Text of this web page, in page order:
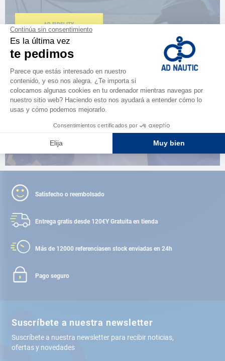
AD FIDELITY
CERCA DE TI
150 tiendas en el mundo,
la fuerza de una red
ENCUENTRA UNA TIENDA
Satisfecho o reembolsado
Entrega gratis desde 120€Y Gratuita en tienda
Más de 12000 referenciasen stock enviadas en 24h
Pago seguro
Suscríbete a nuestra newsletter
Suscríbete a nuestra newsletter para recibir noticias,
ofertas y novedades